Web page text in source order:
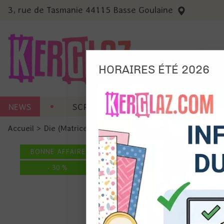
3, rue de Tasmanie 44115 Basse Goulaine
NEWS SCRAP CARTERIE MACHINES
Accueil > Die (Matrice de découpe) Die format standard
BONNE AFFAIRE
- 30 %
Ils
et du
précises
Si vous
de la
HORAIRES ÉTÉ 2026